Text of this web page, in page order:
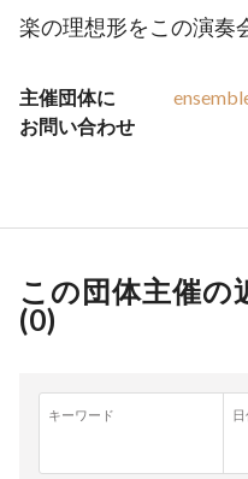
楽の理想形をこの演奏
主催団体に
お問い合わせ
この団体主催の
(0)
キーワード